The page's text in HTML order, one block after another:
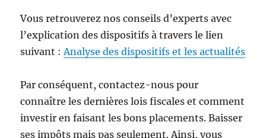
Vous retrouverez nos conseils d’experts avec
l’explication des dispositifs à travers le lien
suivant : Analyse des dispositifs et les actualités
Par conséquent, contactez-nous pour
connaître les dernières lois fiscales et comment
investir en faisant les bons placements. Baisser
ses impôts mais pas seulement. Ainsi, vous